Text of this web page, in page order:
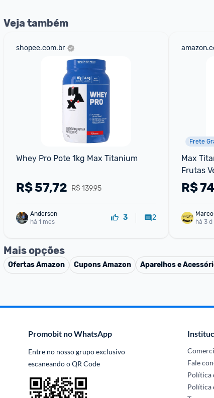
Veja também
shopee.com.br
Whey Pro Pote 1kg Max Titanium
R$ 139,95
R$57,72
Anderson
há 1 mes
3 2
Frete
Max
Frutas
R$
há 3 d
Mais opções
OfertasAmazon CuponsAmazon Aparelhos e
Promobit no WhatsApp
Entre no nosso grupo exclusivo
escaneando o QR Code
Fale
Política
Política